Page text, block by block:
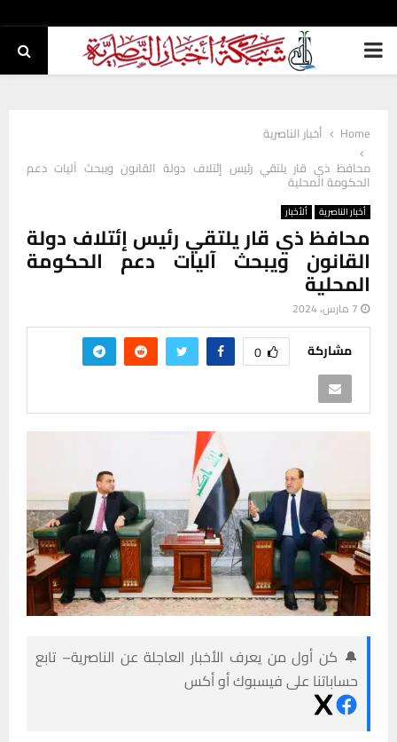
PRIMARY
Home
أخبار الناصرية
محافظ ذي قار يلتقي رئيس إئتلاف دولة القانون ويبحث آليات دعم
الحكومة المحلية
أخبار الناصرية ألأخبار
محافظ ذي قار يلتقي رئيس إئتلاف دولة
القانون ويبحث آليات دعم الحكومة
المحلية
7 مارس، 2024
مشاركة 0
🔔 كن أول من يعرف الأخبار العاجلة عن الناصرية– تابع
حساباتنا على فيسبوك أو أكس